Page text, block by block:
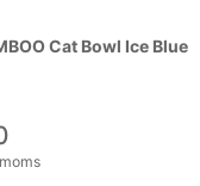
Cat Bowl Ice Blue